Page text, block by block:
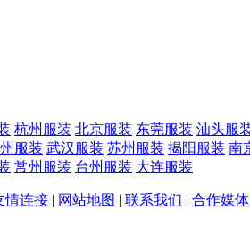
杭州服装 北京服装 东莞服装 汕头服
服装 武汉服装 苏州服装 揭阳服装 南
常州服装 台州服装 大连服装
情连接 | 网站地图 | 联系我们 | 合作媒体